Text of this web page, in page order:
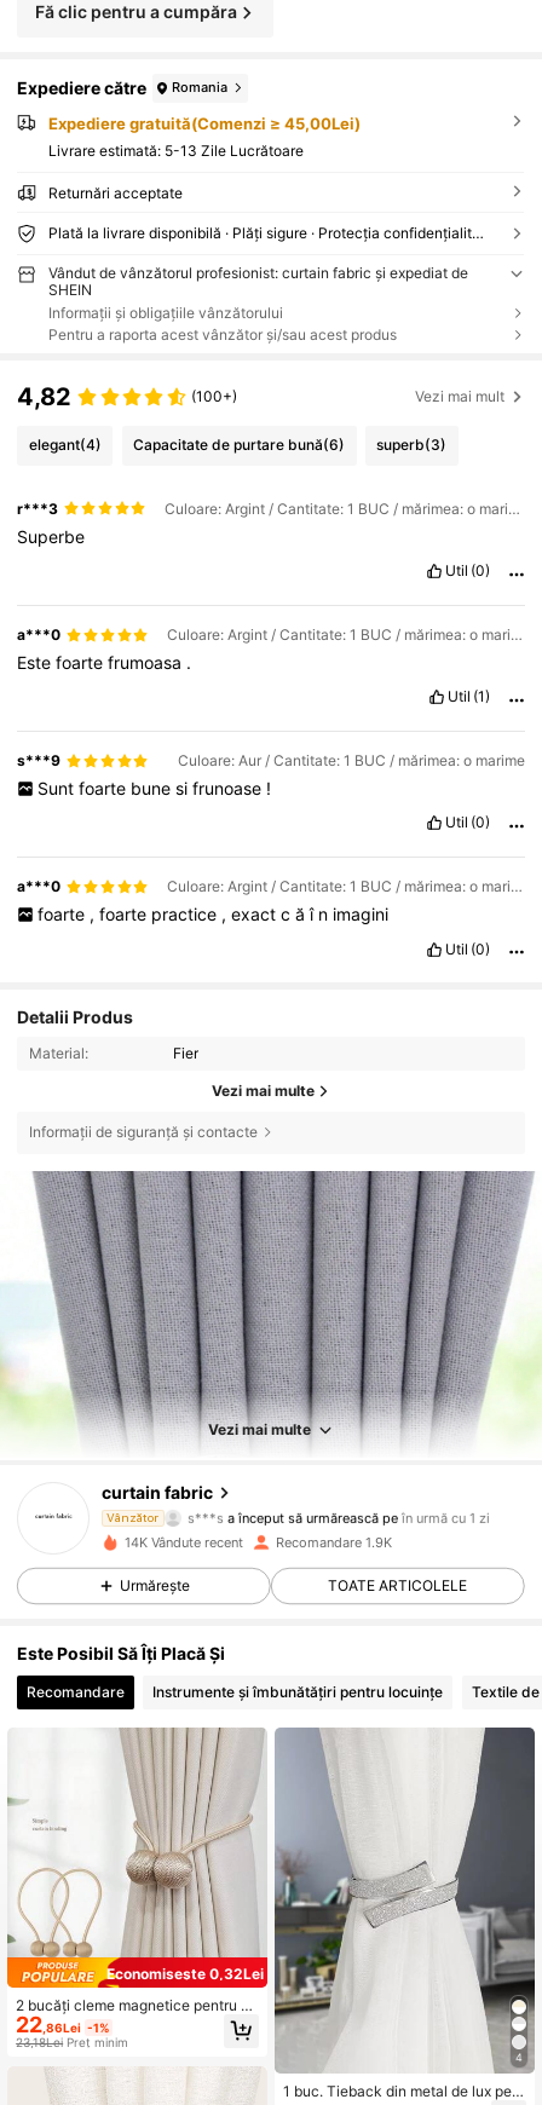
Fă clic pentru a cumpăra
Expediere către Romania
Expediere gratuită(Comenzi ≥ 45,00Lei)
Livrare estimată: 5-13 Zile Lucrătoare
Returnări acceptate
Plată la livrare disponibilă · Plăți sigure · Protecția confidențialității
Vândut de vânzătorul profesionist: curtain fabric și expediat de
SHEIN
Informații și obligațiile vânzătorului
Pentru a raporta acest vânzător și/sau acest produs
4,82 (100+) Vezi mai mult
elegant(4) Capacitate de purtare bună(6) superb(3)
r***3 Culoare: Argint / Cantitate: 1 BUC / mărimea: o marime
Superbe
Util (0)
a***0 Culoare: Argint / Cantitate: 1 BUC / mărimea: o marime
Estefoartefrumoasa .
Util (1)
s***9 Culoare: Aur / Cantitate: 1 BUC / mărimea: o marime
Sunt foarte bune si frunoase !
Util (0)
a***0 Culoare: Argint / Cantitate: 1 BUC / mărimea: o marime
foarte , foarte practice , exact c ăî n imagini
Util (0)
Detalii Produs
Material: Fier
Vezi mai multe
Informații de siguranță și contacte
Vezi mai multe
curtain fabric
Vânzător
s***s
M***anavighează
4,84
715 Urmăritori
715 Urmăritori
4,84 715 Urmăritori
4,84 715 Urmăritori
4,84
715 Urmăritori
14K Vândute recent Recomandare 1.9K
Urmărește TOATE ARTICOLELE
Este Posibil Să Îți Placă Și
Recomandare Instrumente și îmbunătățiri pentru locuințe Textile de
Economisește 0,32Lei
2 bucăți cleme magnetice pentru pe
rdele, cleme pentru perdele în formă
de căști, fără găurire.
22 ,86Lei -1%
23,18Lei Preț minim
4
1 buc. Tieback din metal de lux pent